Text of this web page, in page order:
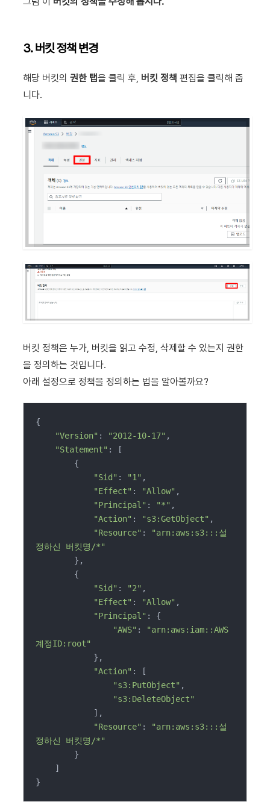
3. 버킷 정책 변경
해당 버킷의 권한 탭을 클릭 후, 버킷 정책 편집을 클릭해 줍
니다.
버킷 정책은 누가, 버킷을 읽고 수정, 삭제할 수 있는지 권한
을 정의하는 것입니다.
아래 설정으로 정책을 정의하는 법을 알아볼까요?
{
"Version" : "2012-10-17" ,
"Statement" : [
"Sid" : "1" ,
"Effect" : "Allow" ,
"Principal" : "*" ,
"Action" : "s3:GetObject" ,
"Resource" :
"arn:aws:s3:::설
정하신 버킷명/*"
"Sid" : "2" ,
"Effect" : "Allow" ,
"Principal" : {
"AWS" :
"arn:aws:iam::AWS
계정ID:root"
"Action" : [
"s3:PutObject" ,
"s3:DeleteObject"
"Resource" :
"arn:aws:s3:::설
정하신 버킷명/*"
}